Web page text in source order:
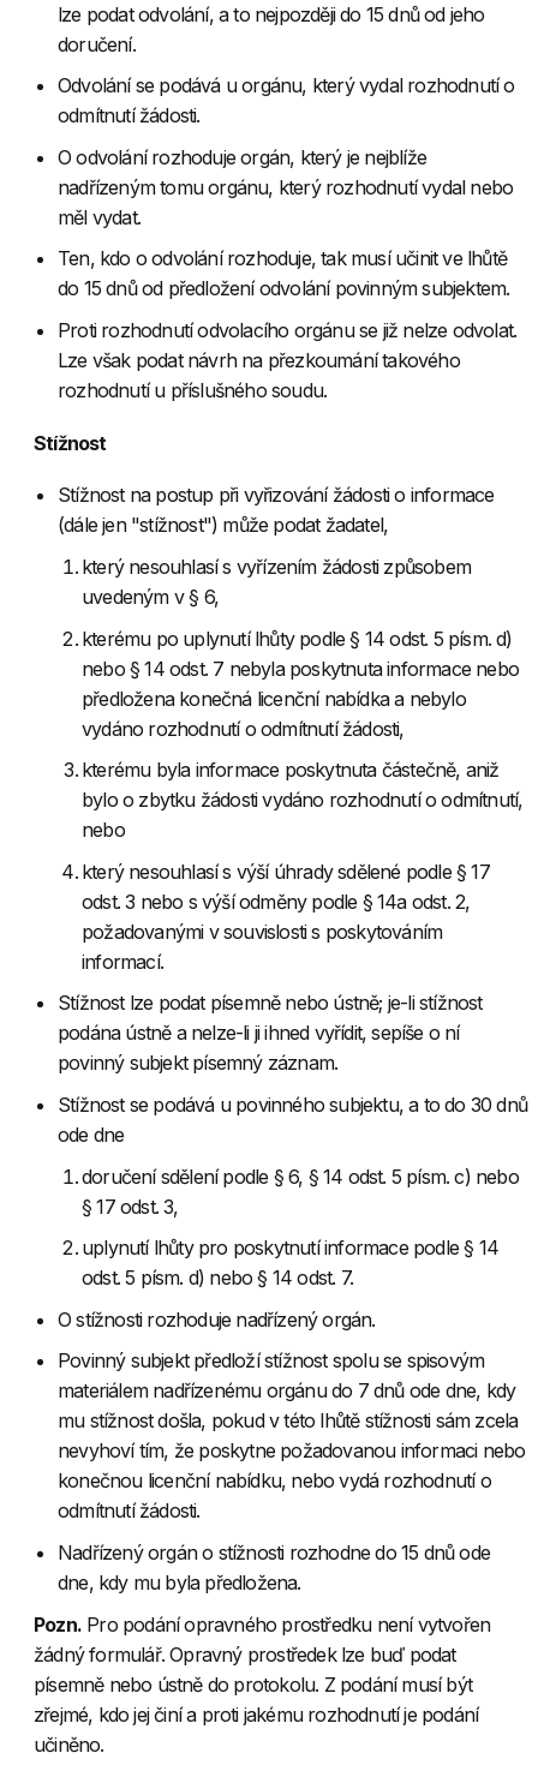
lze podat odvolání, a to nejpozději do 15 dnů od jeho
doručení.
Odvolání se podává u orgánu, který vydal rozhodnutí o
odmítnutí žádosti.
O odvolání rozhoduje orgán, který je nejblíže
nadřízeným tomu orgánu, který rozhodnutí vydal nebo
měl vydat.
Ten, kdo o odvolání rozhoduje, tak musí učinit ve lhůtě
do 15 dnů od předložení odvolání povinným subjektem.
Proti rozhodnutí odvolacího orgánu se již nelze odvolat.
Lze však podat návrh na přezkoumání takového
rozhodnutí u příslušného soudu.
Stížnost
Stížnost na postup při vyřizování žádosti o informace
(dále jen "stížnost") může podat žadatel,
který nesouhlasí s vyřízením žádosti způsobem
uvedeným v § 6,
kterému po uplynutí lhůty podle § 14 odst. 5 písm. d)
nebo § 14 odst. 7 nebyla poskytnuta informace nebo
předložena konečná licenční nabídka a nebylo
vydáno rozhodnutí o odmítnutí žádosti,
kterému byla informace poskytnuta částečně, aniž
bylo o zbytku žádosti vydáno rozhodnutí o odmítnutí,
nebo
který nesouhlasí s výší úhrady sdělené podle § 17
odst. 3 nebo s výší odměny podle § 14a odst. 2,
požadovanými v souvislosti s poskytováním
informací.
Stížnost lze podat písemně nebo ústně; je-li stížnost
podána ústně a nelze-li ji ihned vyřídit, sepíše o ní
povinný subjekt písemný záznam.
Stížnost se podává u povinného subjektu, a to do 30 dnů
ode dne
doručení sdělení podle § 6, § 14 odst. 5 písm. c) nebo
§ 17 odst. 3,
uplynutí lhůty pro poskytnutí informace podle § 14
odst. 5 písm. d) nebo § 14 odst. 7.
O stížnosti rozhoduje nadřízený orgán.
Povinný subjekt předloží stížnost spolu se spisovým
materiálem nadřízenému orgánu do 7 dnů ode dne, kdy
mu stížnost došla, pokud v této lhůtě stížnosti sám zcela
nevyhoví tím, že poskytne požadovanou informaci nebo
konečnou licenční nabídku, nebo vydá rozhodnutí o
odmítnutí žádosti.
Nadřízený orgán o stížnosti rozhodne do 15 dnů ode
dne, kdy mu byla předložena.
Pozn. Pro podání opravného prostředku není vytvořen
žádný formulář. Opravný prostředek lze buď podat
písemně nebo ústně do protokolu. Z podání musí být
zřejmé, kdo jej činí a proti jakému rozhodnutí je podání
učiněno.